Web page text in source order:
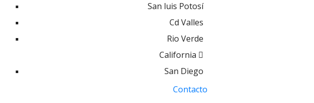
San luis Potosí
Cd Valles
Rio Verde
California
San Diego
Contacto